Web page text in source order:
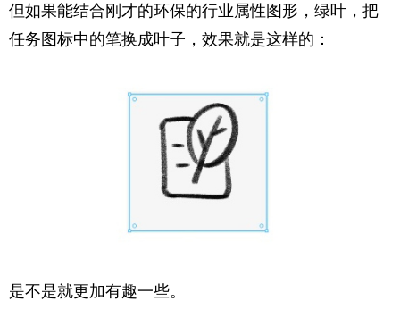
但如果能结合刚才的环保的行业属性图形，绿叶，把
任务图标中的笔换成叶子，效果就是这样的：
是不是就更加有趣一些。